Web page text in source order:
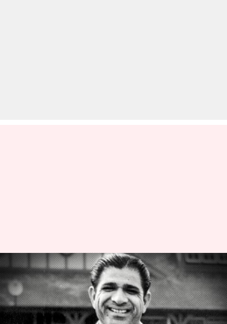
वीनू मांकड़ और कुमार संगकारा
समेत 10 दिग्गज हुए 'हॉल ऑफ फेम' में
शामिल
लेखन अंकित पसबोला Jun 14, 2021 10:32 am